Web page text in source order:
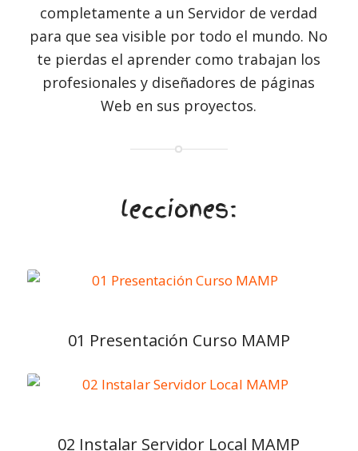
completamente a un Servidor de verdad
para que sea visible por todo el mundo. No
te pierdas el aprender como trabajan los
profesionales y diseñadores de páginas
Web en sus proyectos.
lecciones:
01 Presentación Curso MAMP
02 Instalar Servidor Local MAMP